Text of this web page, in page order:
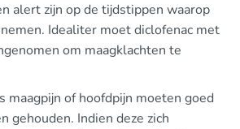
alert zijn op de tijdstippen waarop
Idealiter moet diclofenac met
om maagklachten te
maagpijn of hoofdpijn moeten goed
gehouden. Indien deze zich